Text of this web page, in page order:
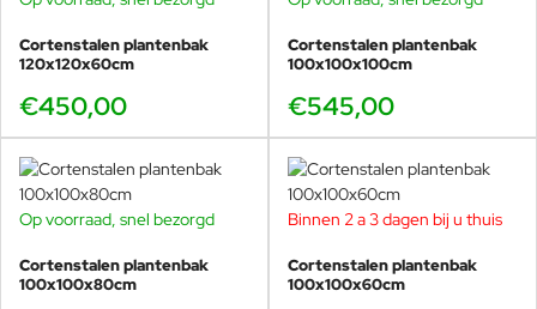
Cortenstalen plantenbak
120x120x60cm
€450,00
Cortenstalen plantenbak
100x100x100cm
€545,00
Op voorraad, snel bezorgd
Cortenstalen plantenbak
100x100x80cm
Binnen 2 a 3 dagen bij u thuis
Cortenstalen plantenbak
100x100x60cm